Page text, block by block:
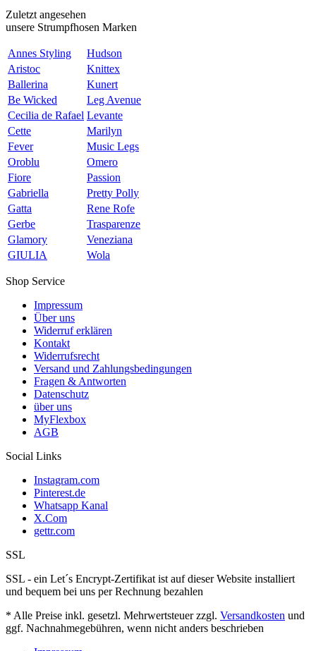
Zuletzt angesehen
unsere Strumpfhosen Marken
Annes Styling
Hudson
Aristoc
Knittex
Ballerina
Kunert
Be Wicked
Leg Avenue
Cecilia de Rafael Levante
Cette
Marilyn
Fever
Music Legs
Oroblu
Omero
Fiore
Passion
Gabriella
Pretty Polly
Gatta
Rene Rofe
Gerbe
Trasparenze
Glamory
Veneziana
GIULIA
Wola
Shop Service
Impressum
Über uns
Widerruf erklären
Kontakt
Widerrufsrecht
Versand und Zahlungsbedingungen
Fragen & Antworten
Datenschutz
über uns
MyFlexbox
AGB
Social Links
Instagram.com
Pinterest.de
Whatsapp Kanal
X.Com
gettr.com
SSL
SSL - ein Let´s Encrypt-Zertifikat ist auf dieser Website installiert
und bequem bei uns per Rechnung bezahlen
* Alle Preise inkl. gesetzl. Mehrwertsteuer zzgl. Versandkosten und
ggf. Nachnahmegebühren, wenn nicht anders beschrieben